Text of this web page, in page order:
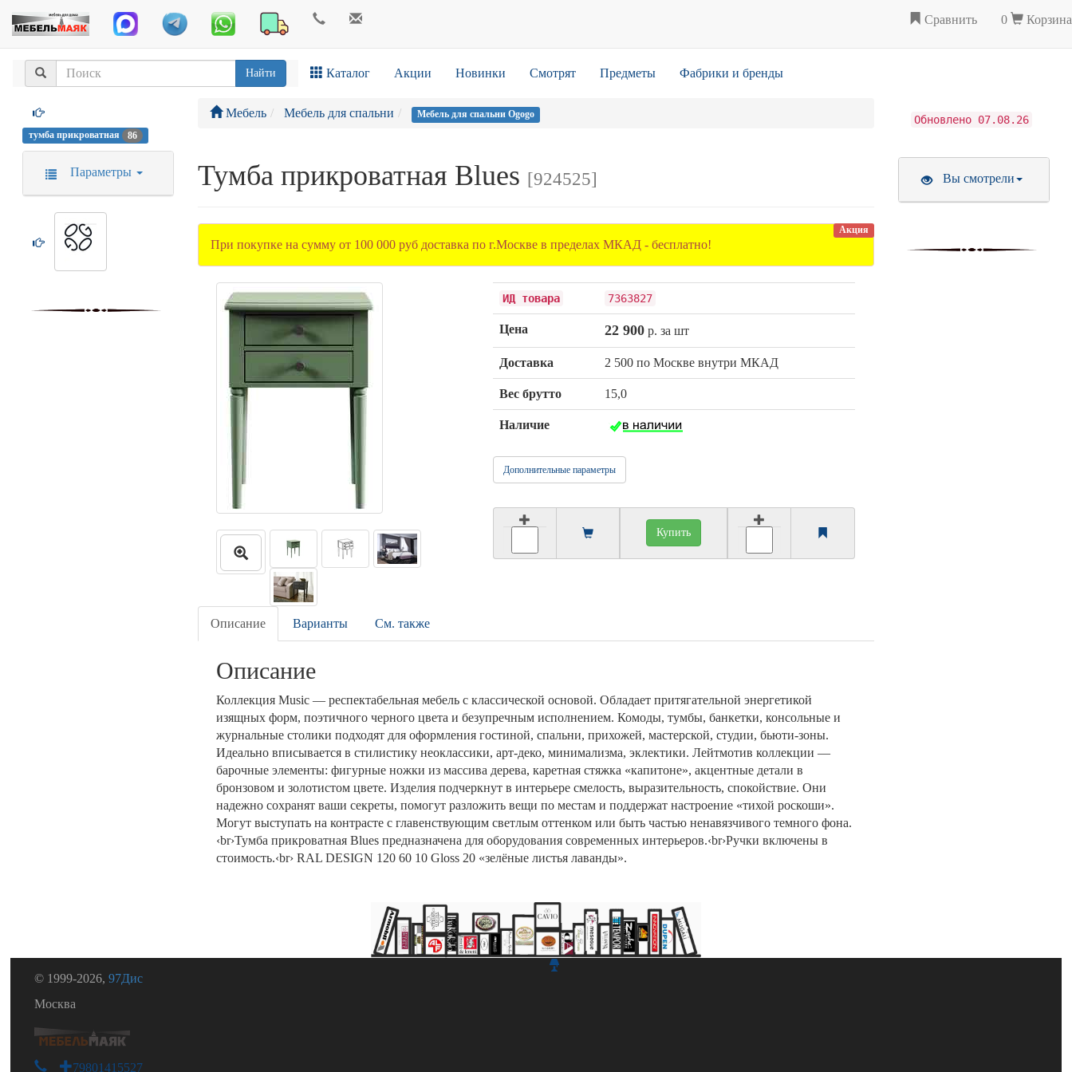
Сравнить 0 Корзина
Найти Каталог Акции Новинки Смотрят Предметы Фабрики и бренды
Мебель Мебель для спальни Мебель для спальни Ogogo
Тумба прикроватная Blues [924525]
Акция
При покупке на сумму от 100 000 руб доставка по г.Москве в пределах МКАД - бесплатно!
ИД товара 7363827
Цена 22 900р. за шт
Доставка 2 500 по Москве внутри МКАД
Вес брутто 15,0
Наличие
Дополнительные параметры
Купить
Описание Варианты См. также
Описание
Коллекция Music — респектабельная мебель с классической основой. Обладает притягательной энергетикой
изящных форм, поэтичного черного цвета и безупречным исполнением. Комоды, тумбы, банкетки, консольные и
журнальные столики подходят для оформления гостиной, спальни, прихожей, мастерской, студии, бьюти-зоны.
Идеально вписывается в стилистику неоклассики, арт-деко, минимализма, эклектики. Лейтмотив коллекции —
барочные элементы: фигурные ножки из массива дерева, каретная стяжка «капитоне», акцентные детали в
бронзовом и золотистом цвете. Изделия подчеркнут в интерьере смелость, выразительность, спокойствие. Они
надежно сохранят ваши секреты, помогут разложить вещи по местам и поддержат настроение «тихой роскоши».
Могут выступать на контрасте с главенствующим светлым оттенком или быть частью ненавязчивого темного фона.
‹br›Тумба прикроватная Blues предназначена для оборудования современных интерьеров.‹br›Ручки включены в
стоимость.‹br› RAL DESIGN 120 60 10 Gloss 20 «зелёные листья лаванды».
тумба прикроватная 86
Параметры
Обновлено 07.08.26
Вы смотрели
© 1999-2026,97Дис
Москва
+79801415527